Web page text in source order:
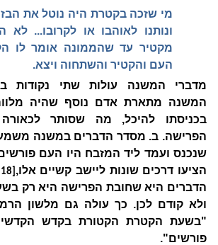
מי שזכה בקטרת היה נוטל את
ונותנו לאוהבו או לקרובו... לא
מקטיר עד שהממונה אומר לו
העם והקטיר והשתחוה ויצא.
מדברי המשנה עולות שתי נקודות
המשנה מתארת אדם נוסף שהיה
בכניסתו להיכל, מה שסותר
הפרישה. ב. מסדר הדברים במשנה
שנכנס ועמד ליד המזבח היו העם
הציעו דרכים שונות ליישב קשיים אלו, [18]
הדברים היא שחובת הפרישה היא רק
ולא קודם לכן. כך עולה גם מלשון
"בשעת הקטרת הקטורת בקדש
פורשים".